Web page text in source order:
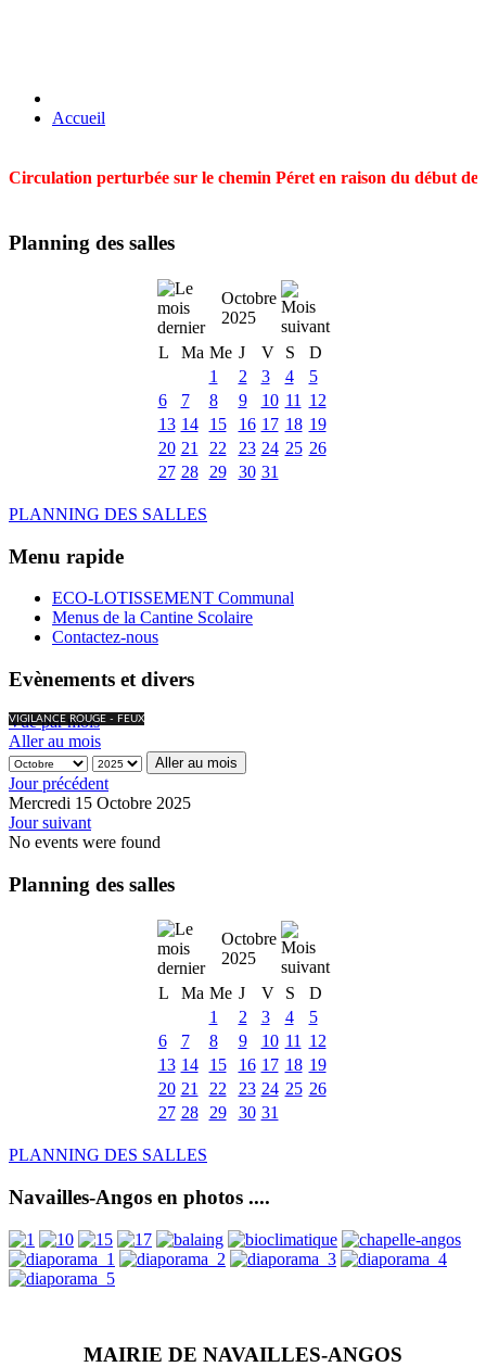
Accueil
Circulation perturbée sur le chemin Péret en raison du début
Planning des salles
Octobre
2025
L
Ma Me J V S
D
1
2 3 4
5
6
7 8 9 10 11
12
13 14 15 16 17 18 19
20 21 22 23 24 25 26
27 28 29 30 31
PLANNING DES SALLES
Menu rapide
ECO-LOTISSEMENT Communal
Menus de la Cantine Scolaire
Contactez-nous
Evènements et divers
VIGILANCE ROUGE - FEUX
Vue par mois
Aller au mois
Aller au mois
Jour précédent
Mercredi 15 Octobre 2025
Jour suivant
No events were found
Planning des salles
Octobre
2025
L
Ma Me J V S
D
1
2 3 4
5
6
7 8 9 10 11
12
13 14 15 16 17 18 19
20 21 22 23 24 25 26
27 28 29 30 31
PLANNING DES SALLES
Navailles-Angos en photos ....
MAIRIE DE NAVAILLES-ANGOS